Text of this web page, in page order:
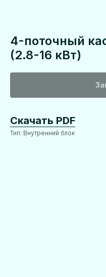
4-поточный
(2.8-16 кВт)
Скачать PDF
Тип: Внутренний блок